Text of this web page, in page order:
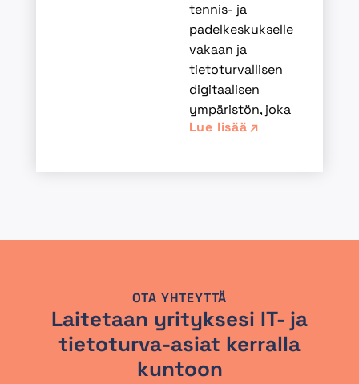
tennis- ja
padelkeskukselle
vakaan ja
tietoturvallisen
digitaalisen
ympäristön, joka
Lue lisää
OTA YHTEYTTÄ
Laitetaan yrityksesi IT- ja
tietoturva-asiat kerralla
kuntoon